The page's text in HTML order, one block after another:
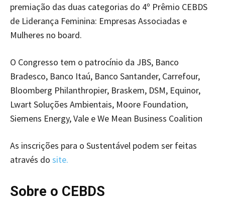
premiação das duas categorias do 4º Prêmio CEBDS
de Liderança Feminina: Empresas Associadas e
Mulheres no board.
O Congresso tem o patrocínio da JBS, Banco
Bradesco, Banco Itaú, Banco Santander, Carrefour,
Bloomberg Philanthropier, Braskem, DSM, Equinor,
Lwart Soluções Ambientais, Moore Foundation,
Siemens Energy, Vale e We Mean Business Coalition
As inscrições para o Sustentável podem ser feitas
através do site.
Sobre o CEBDS